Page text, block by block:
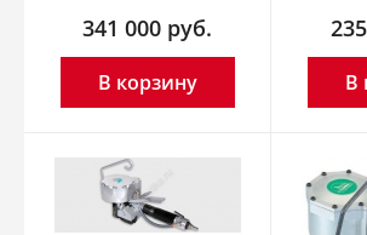
341 000 руб.
В корзину В